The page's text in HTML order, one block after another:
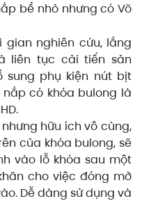
bể nhỏ nhưng có Võ
nghiên cứu, lắng
liên tục cải tiến sản
sung phụ kiện nút bịt
có khóa bulong là
hữu ích vô cùng,
của khóa bulong, sẽ
vào lỗ khóa sau một
cho việc đóng mở
Dễ dàng sử dụng và